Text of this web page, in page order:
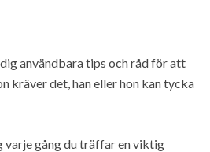
användbara tips och råd för att
kräver det, han eller hon kan tycka
varje gång du träffar en viktig